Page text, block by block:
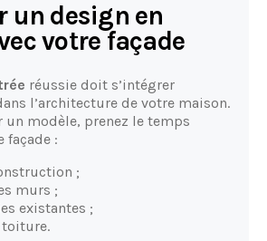
un design en
votre façade
réussie doit s’intégrer
l’architecture de votre maison.
un modèle, prenez le temps
façade :
;
murs ;
existantes ;
toiture.